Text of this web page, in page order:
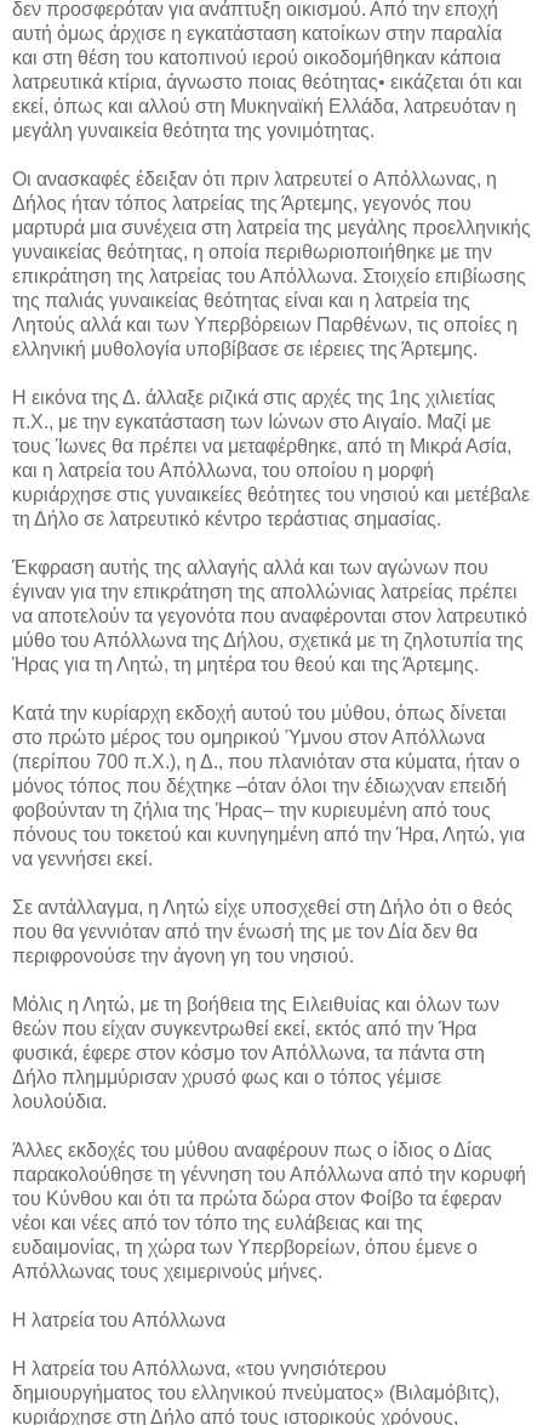
δεν προσφερόταν για ανάπτυξη οικισμού. Από την εποχή
αυτή όμως άρχισε η εγκατάσταση κατοίκων στην παραλία
και στη θέση του κατοπινού ιερού οικοδομήθηκαν κάποια
λατρευτικά κτίρια, άγνωστο ποιας θεότητας• εικάζεται ότι και
εκεί, όπως και αλλού στη Μυκηναϊκή Ελλάδα, λατρευόταν η
μεγάλη γυναικεία θεότητα της γονιμότητας.
Οι ανασκαφές έδειξαν ότι πριν λατρευτεί o Απόλλωνας, η
Δήλος ήταν τόπος λατρείας της Άρτεμης, γεγονός που
μαρτυρά μια συνέχεια στη λατρεία της μεγάλης προελληνικής
γυναικείας θεότητας, η οποία περιθωριοποιήθηκε με την
επικράτηση της λατρείας του Απόλλωνα. Στοιχείο επιβίωσης
της παλιάς γυναικείας θεότητας είναι και η λατρεία της
Λητούς αλλά και των Υπερβόρειων Παρθένων, τις οποίες η
ελληνική μυθολογία υποβίβασε σε ιέρειες της Άρτεμης.
Η εικόνα της Δ. άλλαξε ριζικά στις αρχές της 1ης χιλιετίας
π.Χ., με την εγκατάσταση των Ιώνων στο Αιγαίο. Μαζί με
τους Ίωνες θα πρέπει να μεταφέρθηκε, από τη Μικρά Ασία,
και η λατρεία του Απόλλωνα, του οποίου η μορφή
κυριάρχησε στις γυναικείες θεότητες του νησιού και μετέβαλε
τη Δήλο σε λατρευτικό κέντρο τεράστιας σημασίας.
Έκφραση αυτής της αλλαγής αλλά και των αγώνων που
έγιναν για την επικράτηση της απολλώνιας λατρείας πρέπει
να αποτελούν τα γεγονότα που αναφέρονται στον λατρευτικό
μύθο του Απόλλωνα της Δήλου, σχετικά με τη ζηλοτυπία της
Ήρας για τη Λητώ, τη μητέρα του θεού και της Άρτεμης.
Κατά την κυρίαρχη εκδοχή αυτού του μύθου, όπως δίνεται
στο πρώτο μέρος του ομηρικού Ύμνου στον Απόλλωνα
(περίπου 700 π.Χ.), η Δ., που πλανιόταν στα κύματα, ήταν ο
μόνος τόπος που δέχτηκε –όταν όλοι την έδιωχναν επειδή
φοβούνταν τη ζήλια της Ήρας– την κυριευμένη από τους
πόνους του τοκετού και κυνηγημένη από την Ήρα, Λητώ, για
να γεννήσει εκεί.
Σε αντάλλαγμα, η Λητώ είχε υποσχεθεί στη Δήλο ότι ο θεός
που θα γεννιόταν από την ένωσή της με τον Δία δεν θα
περιφρονούσε την άγονη γη του νησιού.
Μόλις η Λητώ, με τη βοήθεια της Ειλειθυίας και όλων των
θεών που είχαν συγκεντρωθεί εκεί, εκτός από την Ήρα
φυσικά, έφερε στον κόσμο τον Απόλλωνα, τα πάντα στη
Δήλο πλημμύρισαν χρυσό φως και o τόπος γέμισε
λουλούδια.
Άλλες εκδοχές του μύθου αναφέρουν πως o ίδιος ο Δίας
παρακολούθησε τη γέννηση του Απόλλωνα από την κορυφή
του Κύνθου και ότι τα πρώτα δώρα στον Φοίβο τα έφεραν
νέοι και νέες από τον τόπο της ευλάβειας και της
ευδαιμονίας, τη χώρα των Υπερβορείων, όπου έμενε o
Απόλλωνας τους χειμερινούς μήνες.
Η λατρεία του Απόλλωνα
H λατρεία του Απόλλωνα, «του γνησιότερου
δημιουργήματος του ελληνικού πνεύματος» (Βιλαμόβιτς),
κυριάρχησε στη Δήλο από τους ιστορικούς χρόνους,